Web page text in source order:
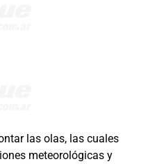
las olas, las cuales
meteorológicas y